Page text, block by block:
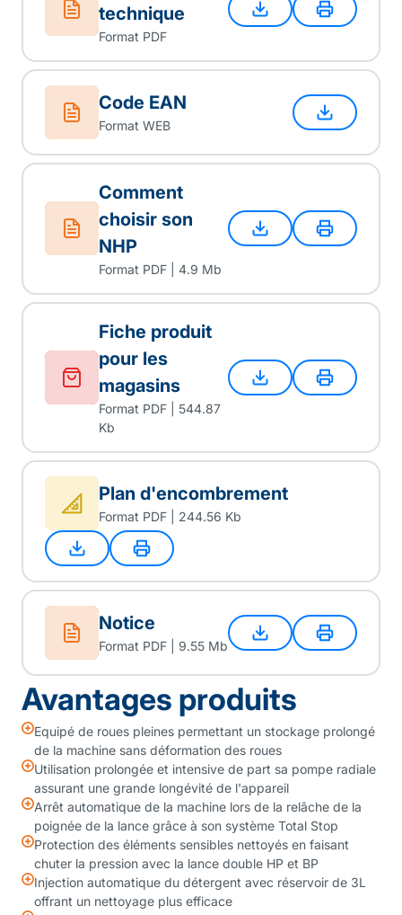
technique
Format PDF
Code EAN
Format WEB
Comment
choisir son
NHP
Format PDF | 4.9 Mb
Fiche produit
pour les
magasins
Format PDF | 544.87
Kb
Plan d'encombrement
Format PDF | 244.56 Kb
Notice
Format PDF | 9.55 Mb
Avantages produits
Equipé de roues pleines permettant un stockage prolongé
de la machine sans déformation des roues
Utilisation prolongée et intensive de part sa pompe radiale
assurant une grande longévité de l'appareil
Arrêt automatique de la machine lors de la relâche de la
poignée de la lance grâce à son système Total Stop
Protection des éléments sensibles nettoyés en faisant
chuter la pression avec la lance double HP et BP
Injection automatique du détergent avec réservoir de 3L
offrant un nettoyage plus efficace